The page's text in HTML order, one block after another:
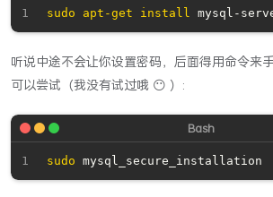
sudo apt-get install
听说中途不会让你设置密码，后面得用命令来
可以尝试（我没有试过哦 😶 ）:
sudo